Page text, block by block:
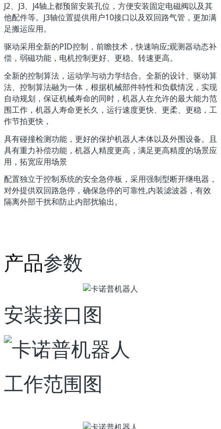
J2、J3、J4轴上都预留安装孔位，方便安装固定电磁阀以及其
他配件等。J3轴位置提供用户10接口以及双回路气管，更加满
足搬运应用。
驱动采用全新的PID控制，前瞻技术，快速响应;观测器动态补
偿，弱磁功能，电机控制更好、更稳、转速更高。
全新的控制算法，运动学与动力学结合。全新的设计、驱动算
法、控制算法融为一体，根据机械部件特性和负载情况，实现
自动规划，保证机械寿命的同时，机器人在允许的最大能力范
围工作，机器人寿命更长久，运行速度更快、更柔、更稳，工
作节拍更快，
具有碰撞检测功能，更好的保护机器人本体以及外围设备。且
具有重力补偿功能，机器人精度更高，满足更高精度的场景应
用，拓宽应用场景
配置独立于控制系统的安全急停板，采用强制型断开继电器，
对外提供双回路急停，确保急停的可靠性,内装滤波器，有效
隔离外部干扰和防止内部扰输出。
产品参数
安装接口图
工作范围图